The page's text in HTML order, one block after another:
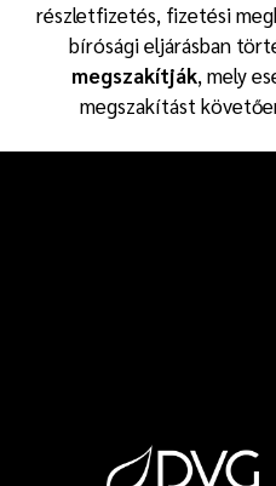
részletfizetés, fizetési
bírósági eljárásban
megszakítják, mely
megszakítást